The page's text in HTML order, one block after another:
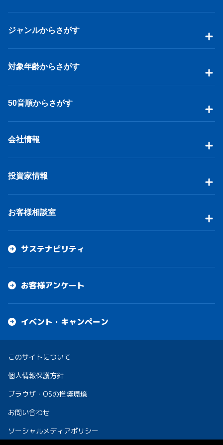
ジャンルからさがす
対象年齢からさがす
50音順からさがす
会社情報
投資家情報
お客様相談室
サステナビリティ
お客様アンケート
イベント・キャンペーン
このサイトについて
個人情報保護方針
ブラウザ・OSの推奨環境
お問い合わせ
ソーシャルメディアポリシー